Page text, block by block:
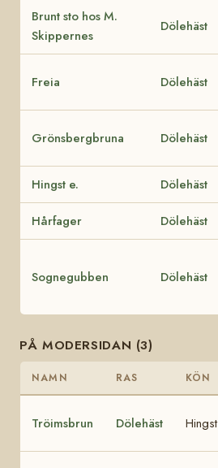
Brunt sto hos M.
Skippernes
Dölehäst
Freia Dölehäst
Grönsbergbruna Dölehäst
Hingst e. Dölehäst
Hårfager Dölehäst
Sognegubben Dölehäst
PÅ MODERSIDAN (3)
NAMN RAS KÖN
Tröimsbrun Dölehäst Hingst